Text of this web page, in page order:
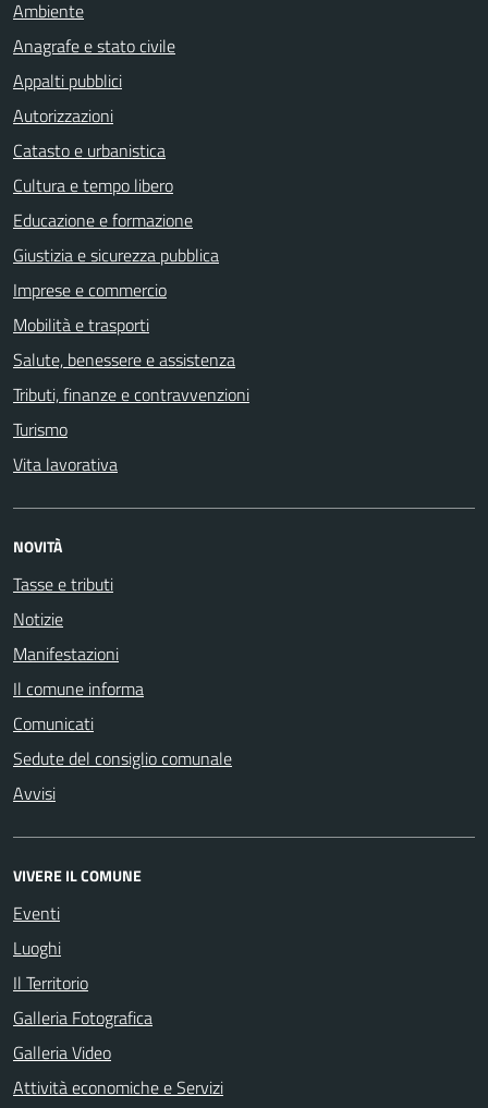
Ambiente
Anagrafe e stato civile
Appalti pubblici
Autorizzazioni
Catasto e urbanistica
Cultura e tempo libero
Educazione e formazione
Giustizia e sicurezza pubblica
Imprese e commercio
Mobilità e trasporti
Salute, benessere e assistenza
Tributi, finanze e contravvenzioni
Turismo
Vita lavorativa
NOVITÀ
Tasse e tributi
Notizie
Manifestazioni
Il comune informa
Comunicati
Sedute del consiglio comunale
Avvisi
VIVERE IL COMUNE
Eventi
Luoghi
Il Territorio
Galleria Fotografica
Galleria Video
Attività economiche e Servizi